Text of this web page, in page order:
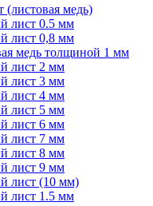
медь)
лист 0.5 мм
лист 0,8 мм
медь толщиной 1 мм
лист 2 мм
лист 3 мм
лист 4 мм
лист 5 мм
лист 6 мм
лист 7 мм
лист 8 мм
лист 9 мм
лист (10 мм)
лист 1.5 мм